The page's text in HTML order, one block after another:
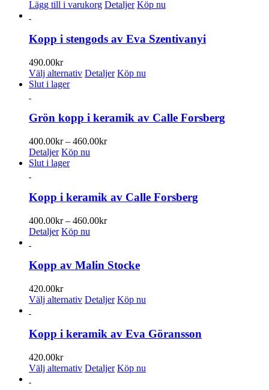
olika
väljas
Lägg till i varukorg Detaljer Köp nu
Kopp i stengods av Eva Szentivanyi
490.00kr
Välj alternativ Den
flera
De
olika
alternativen
produktsidan
Detaljer Köp nu
Slut i lager
Grön kopp i keramik av Calle Forsberg
400.00kr – 460.00krPrisintervall:
Detaljer Köp nu
Slut i lager
Kopp i keramik av Calle Forsberg
400.00kr – 460.00krPrisintervall:
Detaljer Köp nu
Kopp av Malin Stocke
420.00kr
Välj alternativ Den
har
flera
De
olika
Detaljer Köp nu
Kopp i keramik av Eva Göransson
420.00kr
Välj alternativ Den
Detaljer Köp nu